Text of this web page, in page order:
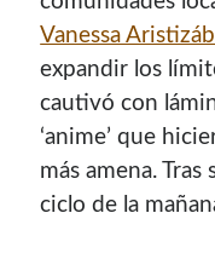
Descuentos
Si vas a comprar un
con el
Vanessa
expandir los
cautivó con
‘anime’ que
más amena.
ciclo de la